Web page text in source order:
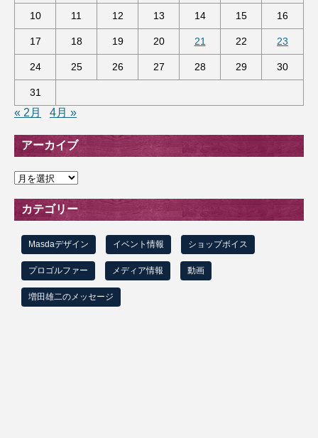
10 11 12 13 14 15 16
17 18 19 20 21 22 23
24 25 26 27 28 29 30
31
« 2月 4月 »
アーカイブ
ア
カ
イ
ブ
カテゴリー
Masdaデザイン イベント情報 ショップボイス
プロゴルファー メディア情報 動画
増田雄二のメッセージ